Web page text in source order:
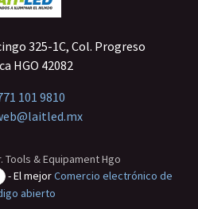
325-1C, Col. Progreso
HGO 42082
101 9810
& Equipament Hgo
- El mejorComercio electrónico de
abierto